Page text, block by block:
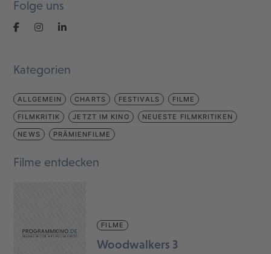
Folge uns
Kategorien
ALLGEMEIN CHARTS FESTIVALS FILME
FILMKRITIK JETZT IM KINO NEUESTE FILMKRITIKEN
NEWS PRÄMIENFILME
Filme entdecken
FILME
Woodwalkers 3